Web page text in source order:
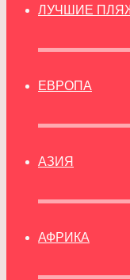
ЛУЧШИЕ
ЕВРОПА
АЗИЯ
АФРИКА